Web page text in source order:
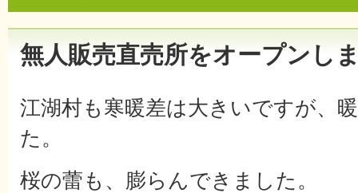
無人販売直売所をオープンし
江湖村も寒暖差は大きいですが、
た。
桜の蕾も、膨らんできました。